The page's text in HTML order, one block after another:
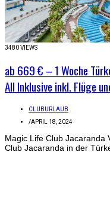
3480 VIEWS
ab 669 € – 1 Woche
All Inklusive inkl. Flüge
CLUBURLAUB
/APRIL 18, 2024
Magic Life Club Jacaranda
Club Jacaranda in der